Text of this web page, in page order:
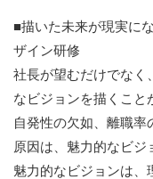
■描いた未来が現実に
ザイン研修
社長が望むだけでなく
なビジョンを描くこと
自発性の欠如、離職
原因は、魅力的なビジ
魅力的なビジョンは、